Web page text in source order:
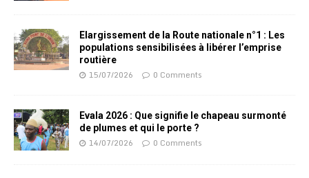
Elargissement de la Route nationale n°1 : Les
populations sensibilisées à libérer l’emprise
routière
15/07/2026 0 Comments
Evala 2026 : Que signifie le chapeau surmonté
de plumes et qui le porte ?
14/07/2026 0 Comments